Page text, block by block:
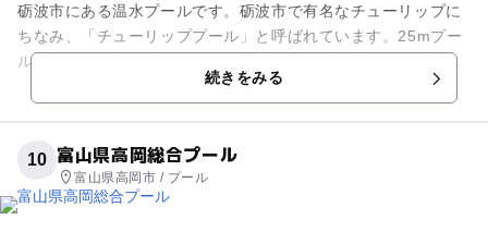
砺波市にある温水プールです。砺波市で有名なチューリップに
ちなみ、「チューリッププール」と呼ばれています。25mプー
ルと幼児用のプールがあり、屋内温水プールなので、年間通じ
て泳ぐことができます。幼...続きをみる
10 富山県高岡総合プール
富山県高岡市 / プール